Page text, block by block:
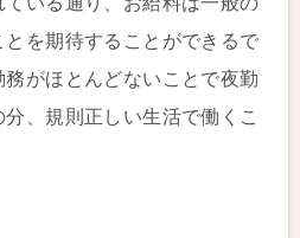
を期待することができるで
がほとんどないことで夜勤
、規則正しい生活で働くこ